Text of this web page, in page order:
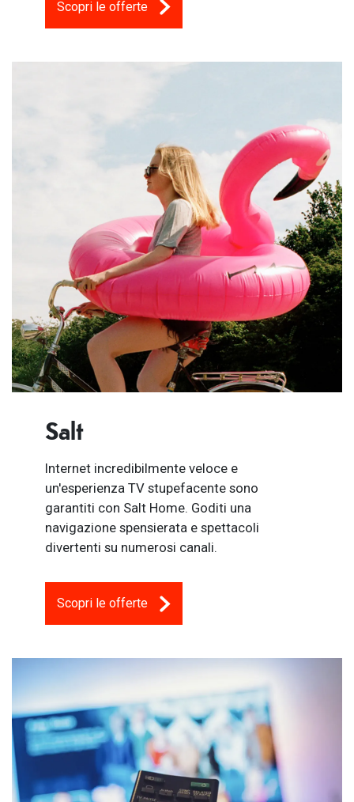
Scopri le offerte
Salt
Internet incredibilmente veloce e
un'esperienza TV stupefacente sono
garantiti con Salt Home. Goditi una
navigazione spensierata e spettacoli
divertenti su numerosi canali.
Scopri le offerte